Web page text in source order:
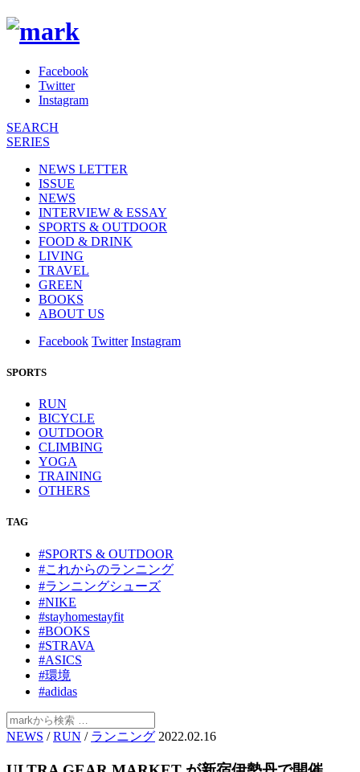
Facebook
Twitter
Instagram
SEARCH
SERIES
NEWS LETTER
ISSUE
NEWS
INTERVIEW & ESSAY
SPORTS & OUTDOOR
FOOD & DRINK
LIVING
TRAVEL
GREEN
BOOKS
ABOUT US
Facebook Twitter Instagram
SPORTS
RUN
BICYCLE
OUTDOOR
CLIMBING
YOGA
TRAINING
OTHERS
TAG
#SPORTS & OUTDOOR
#これからのランニング
#ランニングシューズ
#NIKE
#stayhomestayfit
#BOOKS
#STRAVA
#ASICS
#環境
#adidas
NEWS /RUN / ランニング 2022.02.16